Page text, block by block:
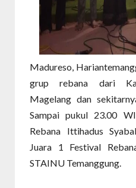
Madureso,
grup rebana dari
Magelang dan
Sampai pukul 23.00
Rebana Ittihadus
Juara 1 Festival
STAINU Temanggung.